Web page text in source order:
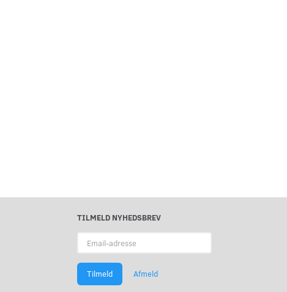
TILMELD NYHEDSBREV
adresse
Tilmeld Afmeld